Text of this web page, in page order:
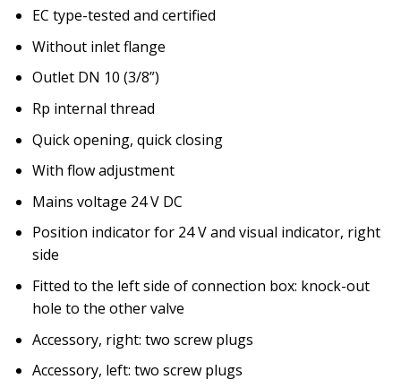
EC type-tested and certified
Without inlet flange
Outlet DN 10 (3/8”)
Rp internal thread
Quick opening, quick closing
With flow adjustment
Mains voltage 24 V DC
Position indicator for 24 V and visual indicator, right
side
Fitted to the left side of connection box: knock-out
hole to the other valve
Accessory, right: two screw plugs
Accessory, left: two screw plugs